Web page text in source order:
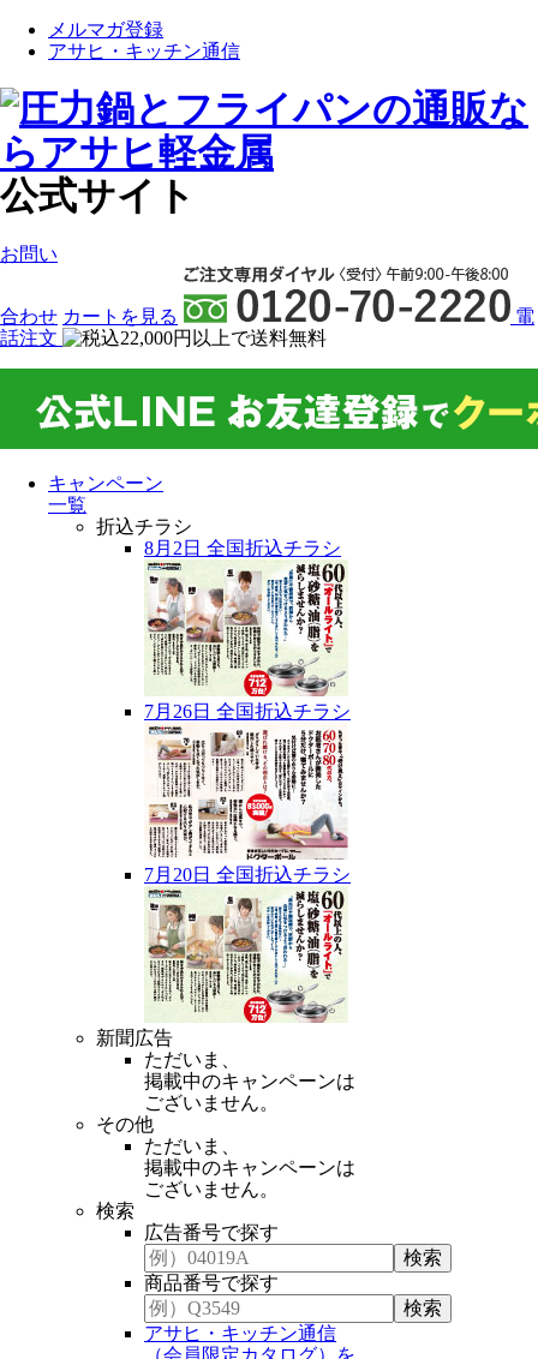
メルマガ登録
アサヒ・キッチン通信
公式サイト
お問い
合わせ カート を見る
電
話注文
キャンペーン
一覧
折込チラシ
8月2日 全国折込チラシ
7月26日 全国折込チラシ
7月20日 全国折込チラシ
新聞広告
ただいま、
掲載中のキャンペーンは
ございません。
その他
ただいま、
掲載中のキャンペーンは
ございません。
検索
広告番号で探す
商品番号で探す
アサヒ・キッチン通信
（会員限定カタログ）を